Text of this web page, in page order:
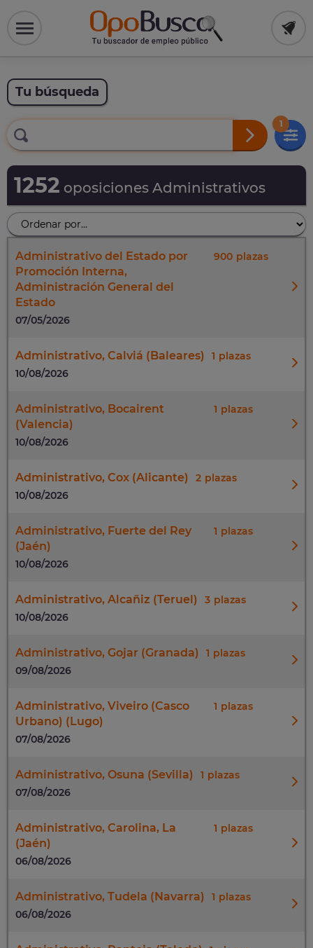
Tu búsqueda
1
1252 oposiciones Administrativos
Administrativo del Estado por
Promoción Interna,
Administración General del
Estado
900
07/05/2026
Administrativo, Calviá (Baleares)
1
10/08/2026
Administrativo, Bocairent
(Valencia)
1
10/08/2026
Administrativo, Cox (Alicante)
2
10/08/2026
Administrativo, Fuerte del Rey
(Jaén)
1
10/08/2026
Administrativo, Alcañiz (Teruel)
3
10/08/2026
Administrativo, Gojar (Granada)
1
09/08/2026
Administrativo, Viveiro (Casco
Urbano) (Lugo)
1
07/08/2026
Administrativo, Osuna (Sevilla)
1
07/08/2026
Administrativo, Carolina, La
(Jaén)
1
06/08/2026
Administrativo, Tudela (Navarra)
1
06/08/2026